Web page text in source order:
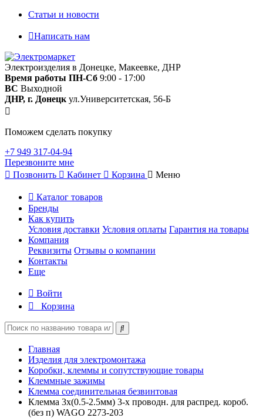
Статьи и новости
Написать нам
Электроизделия в Донецке, Макеевке, ДНР
Время работы ПН-Сб 9:00 - 17:00
ВС Выходной
ДНР, г. Донецк ул.Университетская, 56-Б
Поможем сделать покупку
+7 949 317-04-94
Перезвоните мне
Позвонить
Кабинет Корзина Меню
Каталог товаров
Бренды
Как купить
Условия доставки Условия оплаты Гарантия на товары
Компания
Реквизиты Отзывы о компании
Контакты
Еще
Войти
Корзина
Главная
Изделия для электромонтажа
Коробки, клеммы и сопутствующие товары
Клеммные зажимы
Клемма соединительная безвинтовая
Клемма 3х(0.5-2.5мм) 3-х проводн. для распред. короб.
(без п) WAGO 2273-203